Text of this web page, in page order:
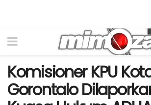
Komisioner KPU
Gorontalo